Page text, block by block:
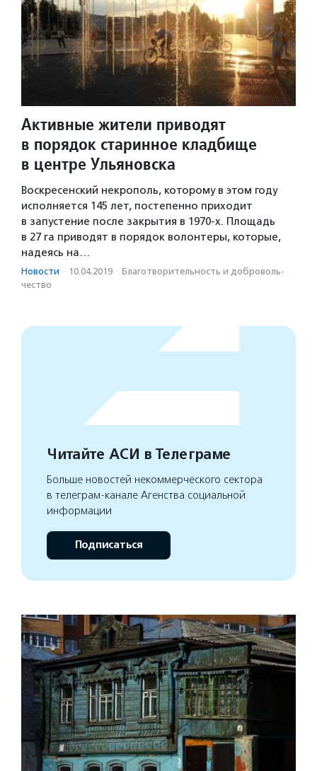
Активные жители приводят
в порядок старинное кладбище
в центре Ульяновска
Воскресенский некрополь, которому в этом году
исполняется 145 лет, постепенно приходит
в запустение после закрытия в 1970-х. Площадь
в 27 га приводят в порядок волонтеры, которые,
надеясь на…
Новости · 10.04.2019 · Благотвори­тель­ность и доброволь­
чест­во
Читайте АСИ в Телеграме
Больше новостей некоммерческого сектора
в телеграм-канале Агенства социальной
информации
Подписаться